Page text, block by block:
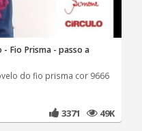
Fio Prisma - passo a
do fio prisma cor 9666
3371 49K